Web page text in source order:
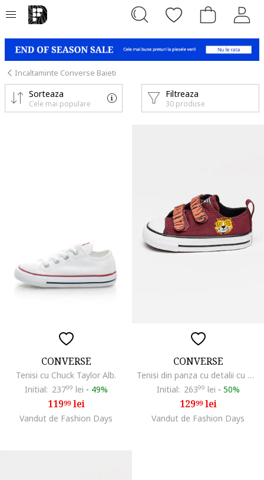
Incaltaminte Converse Baieti
Filtreaza
30 produse
Sorteaza
Cele mai populare
CONVERSE
Tenisi cu Chuck Taylor Alb.
Initial: 23799 lei - 49%
11999lei
Vandut de Fashion Days
CONVERSE
Tenisi din panza cu detalii cu model animal print Chuck Taylor All Star, Visiniu
Initial: 26399 lei - 50%
12999lei
Vandut de Fashion Days